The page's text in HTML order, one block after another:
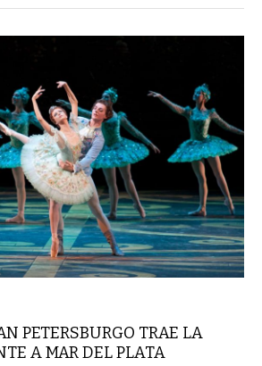
PETERSBURGO TRAE LA
A MAR DEL PLATA